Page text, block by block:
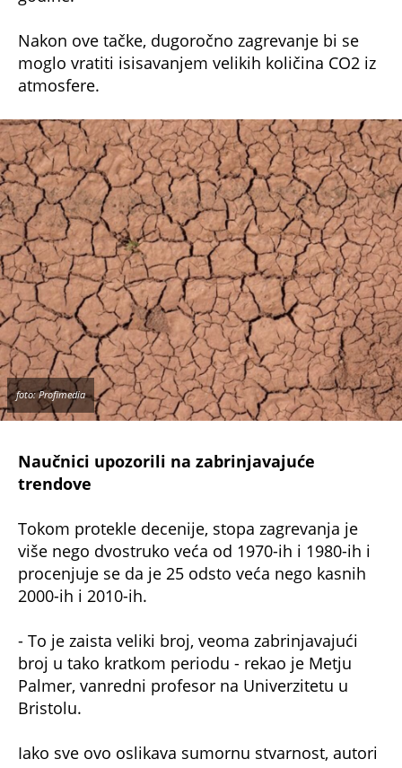
Nakon ove tačke, dugoročno zagrevanje bi se
moglo vratiti isisavanjem velikih količina CO2 iz
atmosfere.
foto: Profimedia
Naučnici upozorili na zabrinjavajuće
trendove
Tokom protekle decenije, stopa zagrevanja je
više nego dvostruko veća od 1970-ih i 1980-ih i
procenjuje se da je 25 odsto veća nego kasnih
2000-ih i 2010-ih.
- To je zaista veliki broj, veoma zabrinjavajući
broj u tako kratkom periodu - rekao je Metju
Palmer, vanredni profesor na Univerzitetu u
Bristolu.
Iako sve ovo oslikava sumornu stvarnost, autori